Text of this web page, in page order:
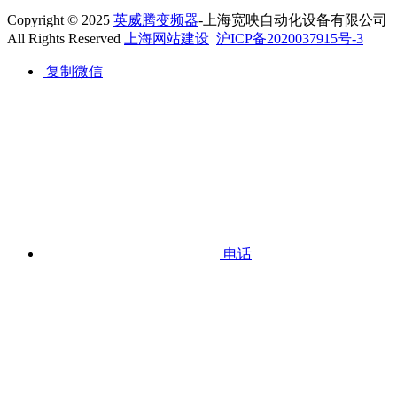
Copyright © 2025 英威腾变频器-上海宽映自动化设备有限公司
All Rights Reserved 上海网站建设 沪ICP备2020037915号-3
复制微信
电话